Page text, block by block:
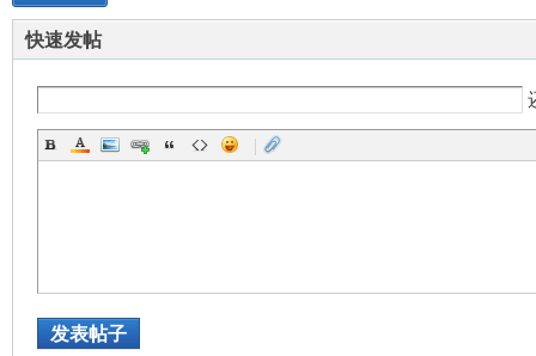
州
快速发帖
|
发表帖子